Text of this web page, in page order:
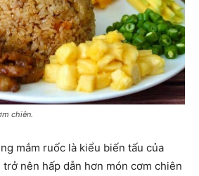
chiên.
mắm ruốc là kiểu biến tấu của
nên hấp dẫn hơn món cơm chiên